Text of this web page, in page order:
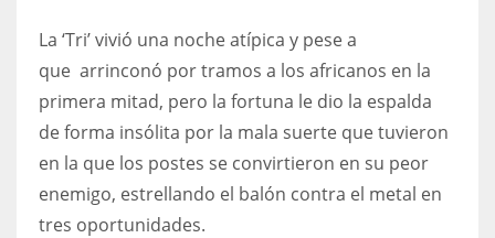
MIN
6
DEN
24
La ‘Tri’ vivió una noche atípica y pese a
que arrinconó por tramos a los africanos en la
primera mitad, pero la fortuna le dio la espalda
de forma insólita por la mala suerte que tuvieron
en la que los postes se convirtieron en su peor
enemigo, estrellando el balón contra el metal en
tres oportunidades.